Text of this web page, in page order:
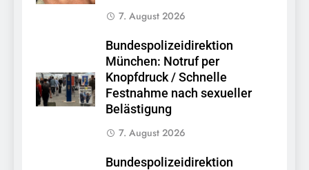
7. August 2026
Bundespolizeidirektion
München: Notruf per
Knopfdruck / Schnelle
Festnahme nach sexueller
Belästigung
7. August 2026
Bundespolizeidirektion